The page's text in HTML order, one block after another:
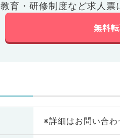
教育・研修制度など求人票
無料
※詳細はお問い合わ